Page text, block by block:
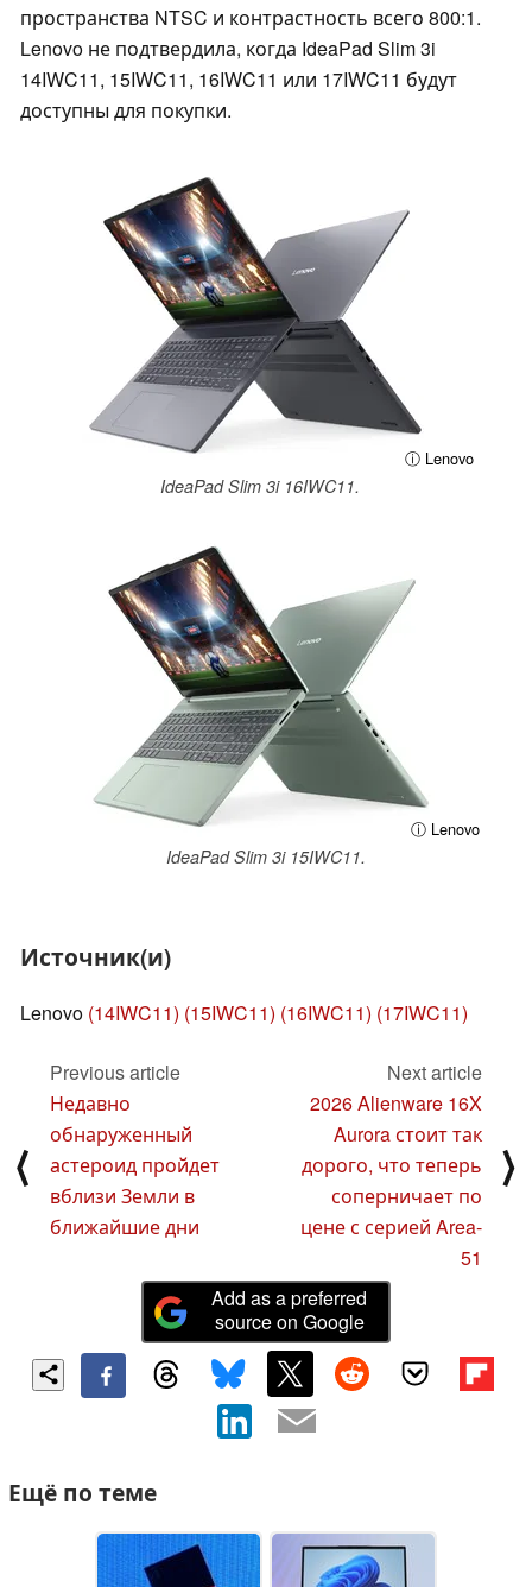
пространства NTSC и контрастность всего 800:1.
Lenovo не подтвердила, когда IdeaPad Slim 3i
14IWC11, 15IWC11, 16IWC11 или 17IWC11 будут
доступны для покупки.
ⓘ Lenovo
IdeaPad Slim 3i 16IWC11.
ⓘ Lenovo
IdeaPad Slim 3i 15IWC11.
Источник(и)
Lenovo (14IWC11) (15IWC11) (16IWC11) (17IWC11)
⟨
Previous article
Недавно
обнаруженный
астероид пройдет
вблизи Земли в
ближайшие дни
Next article
2026 Alienware 16X
Aurora стоит так
дорого, что теперь
соперничает по
цене с серией Area-
51
⟩
Add as a preferred
source on Google
Ещё по теме